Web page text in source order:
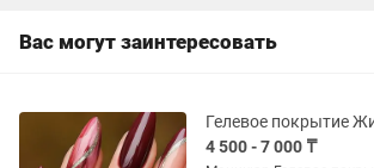
Вас могут заинтересовать
Гелевое покрытие
4 500 - 7 000 ₸